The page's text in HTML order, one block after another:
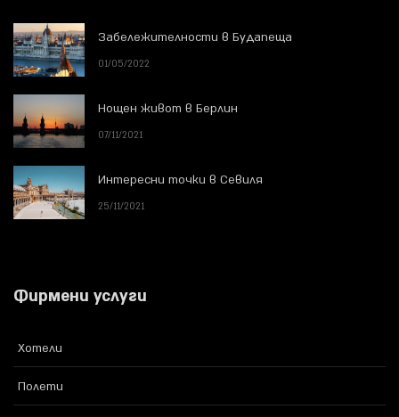
Забележителности в Будапеща
01/05/2022
Нощен живот в Берлин
07/11/2021
Интересни точки в Севиля
25/11/2021
Фирмени услуги
Хотели
Полети